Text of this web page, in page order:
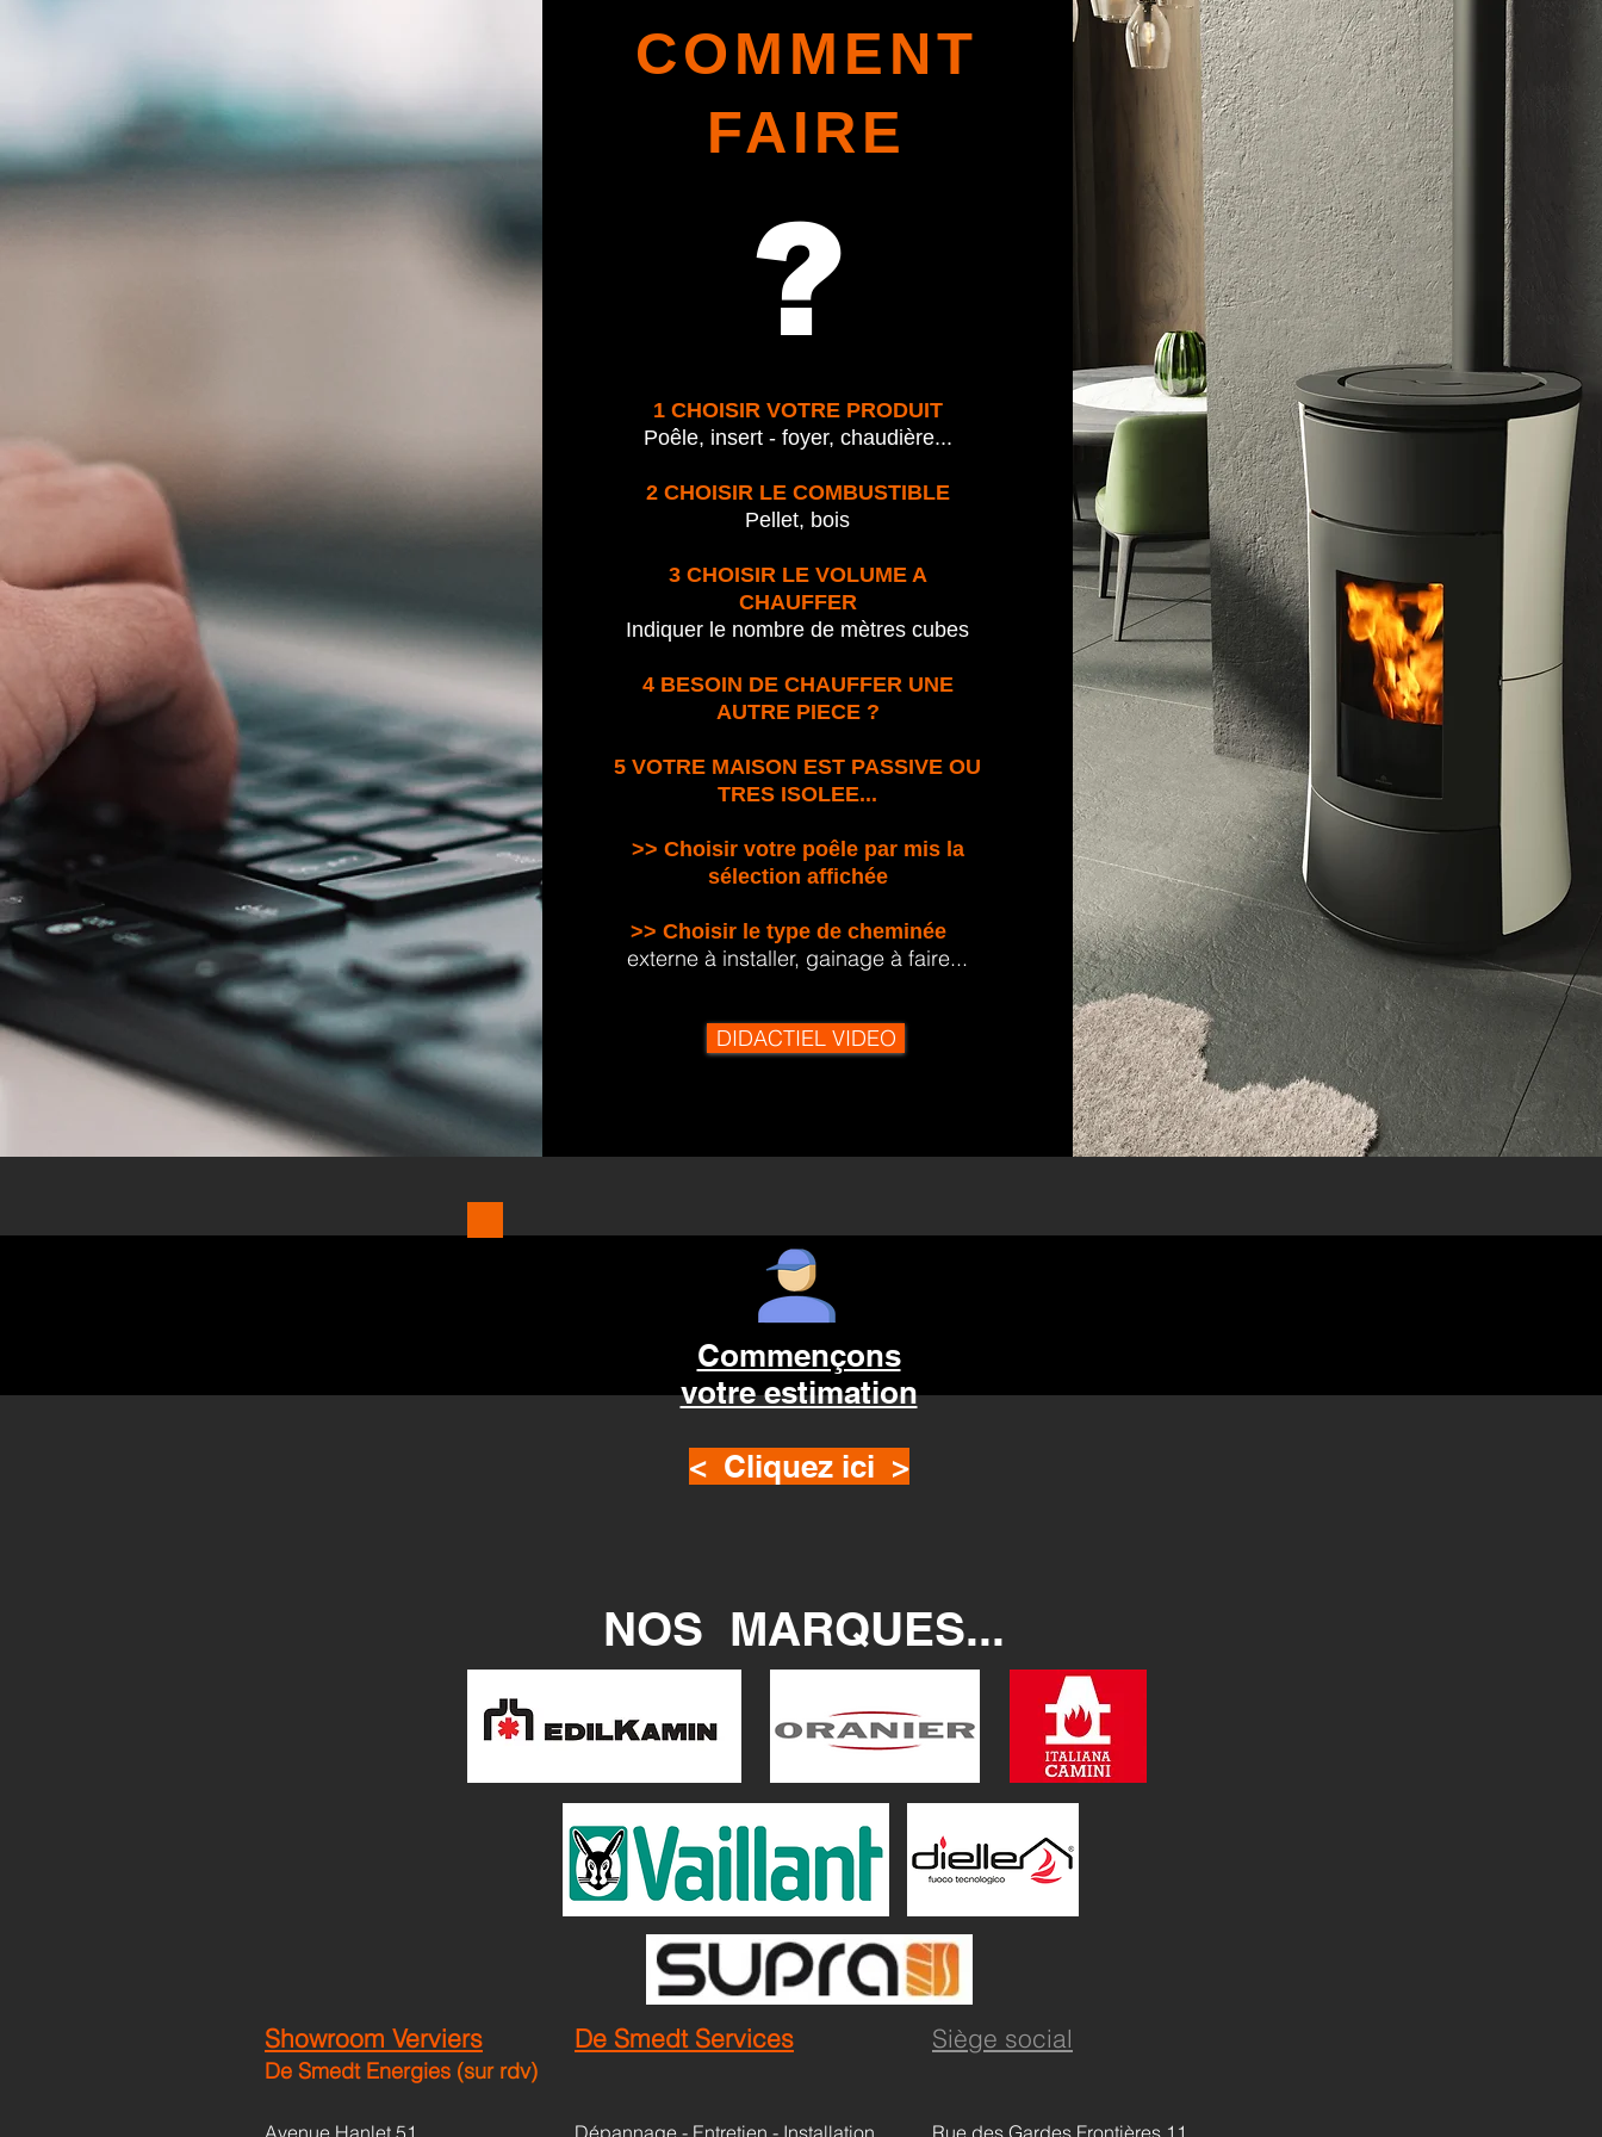
COMMENT
FAIRE
?
1 CHOISIR VOTRE PRODUIT
Poêle, insert - foyer, chaudière...
2 CHOISIR LE COMBUSTIBLE
Pellet, bois
3 CHOISIR LE VOLUME A
CHAUFFER
Indiquer le nombre de mètres cubes
4 BESOIN DE CHAUFFER UNE
AUTRE PIECE ?
5 VOTRE MAISON EST PASSIVE OU
TRES ISOLEE...
>> Choisir votre poêle par mis la
sélection affichée
>> Choisir le type de cheminée
externe à installer, gainage à faire...
DIDACTIEL VIDEO
Commençons
votre estimation
< Cliquez ici >
NOS MARQUES...
Showroom Verviers
De Smedt Energies (sur rdv)
De Smedt Services Siège social
Avenue Hanlet 51 Dépannage - Entretien - Installation Rue des Gardes Frontières 11